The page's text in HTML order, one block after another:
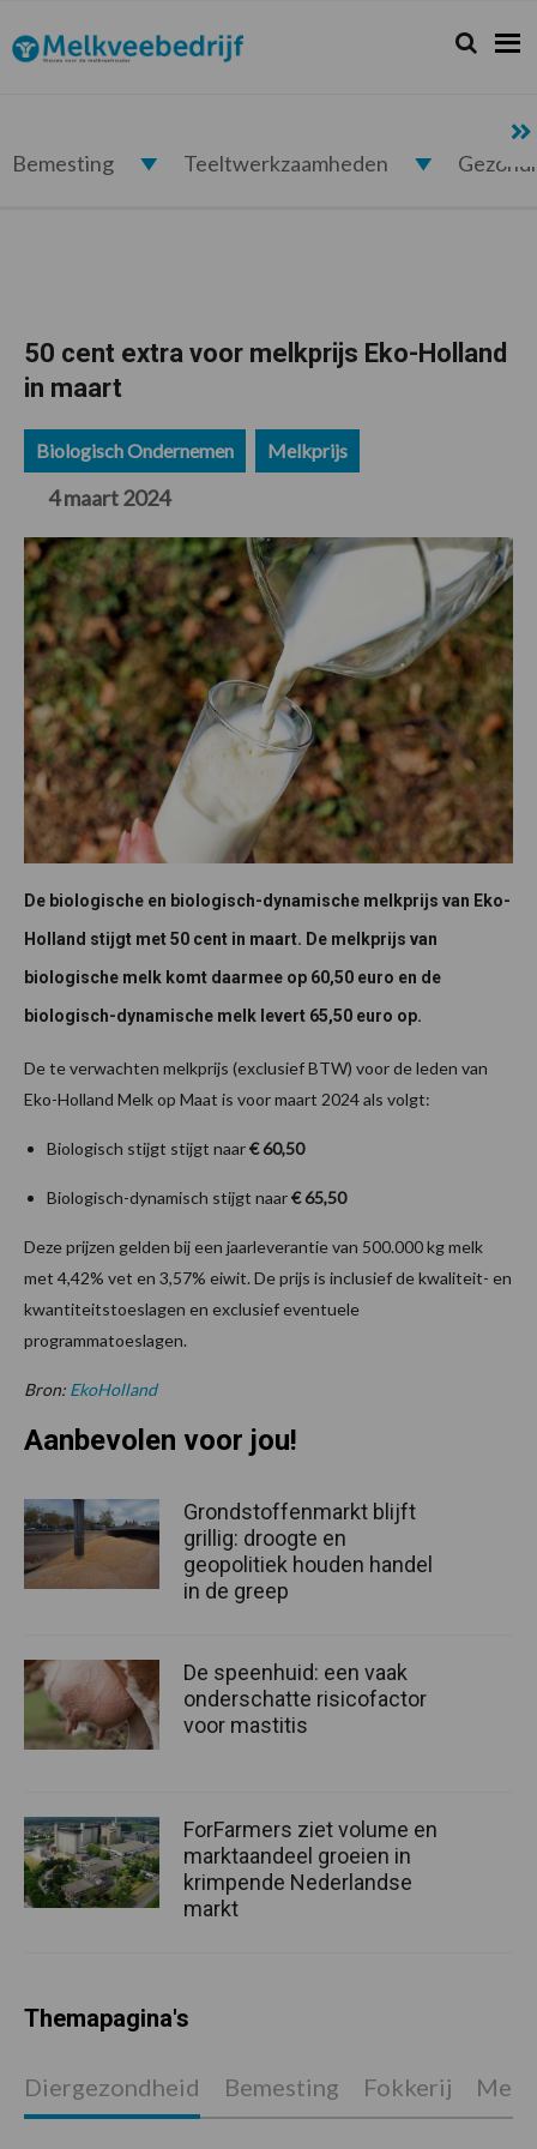
de
hoofdnavigatie
de
hoofd
de
eerste
de
voettekst
Melkveebedrijf.nl Zoeken...
Zoek
Bemesting Teeltwerkzaamheden
50 cent extra voor melkprijs Eko-Holland
in maart
Biologisch Ondernemen Melkprijs
4 maart 2024
De biologische en biologisch-dynamische melkprijs van Eko-
Holland stijgt met 50 cent in maart. De melkprijs van
biologische melk komt daarmee op 60,50 euro en de
biologisch-dynamische melk levert 65,50 euro op.
De te verwachten melkprijs (exclusief BTW) voor de leden van
Eko-Holland Melk op Maat is voor maart 2024 als volgt:
Biologisch stijgt stijgt naar€ 60,50
Biologisch-dynamisch stijgt naar€ 65,50
Deze prijzen gelden bij een jaarleverantie van 500.000 kg melk
met 4,42% vet en 3,57% eiwit. De prijs is inclusief de kwaliteit- en
kwantiteitstoeslagen en exclusief eventuele
programmatoeslagen.
Bron: EkoHolland
Aanbevolen voor jou!
Grondstoffenmarkt blijft
grillig: droogte en
geopolitiek houden handel
in de greep
De speenhuid: een vaak
onderschatte risicofactor
voor mastitis
ForFarmers ziet volume en
marktaandeel groeien in
krimpende Nederlandse
markt
Themapagina's
Diergezondheid Bemesting Fokkerij